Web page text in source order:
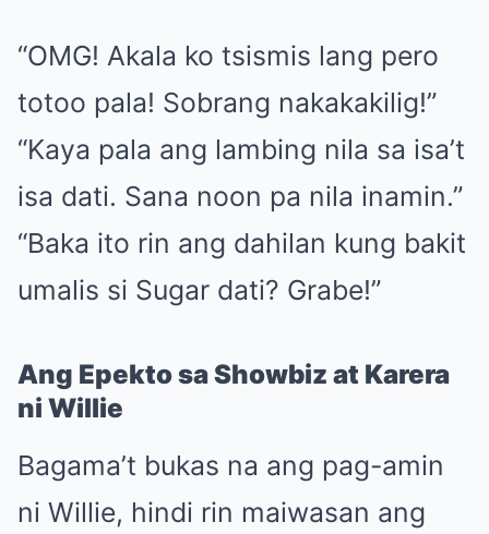
“OMG! Akala ko tsismis lang pero
totoo pala! Sobrang nakakakilig!”
“Kaya pala ang lambing nila sa isa’t
isa dati. Sana noon pa nila inamin.”
“Baka ito rin ang dahilan kung bakit
umalis si Sugar dati? Grabe!”
Ang Epekto sa Showbiz at Karera
ni Willie
Bagama’t bukas na ang pag-amin
ni Willie, hindi rin maiwasan ang